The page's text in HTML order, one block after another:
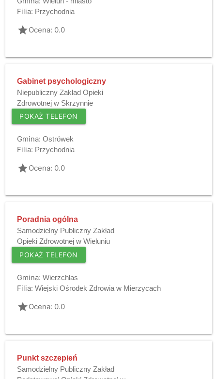
Filia: Przychodnia
gradeOcena: 0.0
Gabinet psychologiczny
Niepubliczny Zakład Opieki
Zdrowotnej w Skrzynnie
POKAŻ TELEFON
Gmina: Ostrówek
Filia: Przychodnia
gradeOcena: 0.0
Poradnia ogólna
Samodzielny Publiczny Zakład
Opieki Zdrowotnej w Wieluniu
POKAŻ TELEFON
Gmina: Wierzchlas
Filia: Wiejski Ośrodek Zdrowia w Mierzycach
gradeOcena: 0.0
Punkt szczepień
Samodzielny Publiczny Zakład